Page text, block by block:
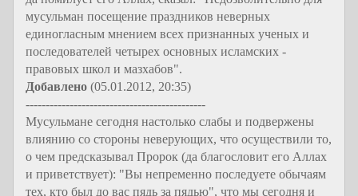
мусульман посещение праздников неверных
единогласным мнением всех признанных ученых и
последователей четырех основных исламских -
правовых школ и мазхабов".
Добавлено (05.01.2012, 20:35)
---------------------------------------------
Мусульмане сегодня настолько слабы и подвержены
влиянию со стороны неверующих, что осуществили то,
о чем предсказывал Пророк (да благословит его Аллах
и приветствует): "Вы непременно последуете обычаям
тех, кто был до вас пядь за пядью", что мы сегодня и